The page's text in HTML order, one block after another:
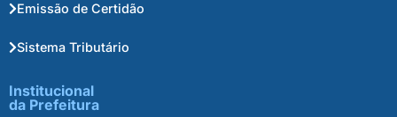
Emissão de Certidão
Sistema Tributário
Institucional
da Prefeitura